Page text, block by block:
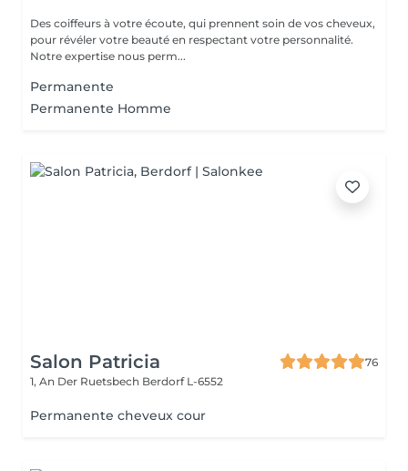
Des coiffeurs à votre écoute, qui prennent soin de vos cheveux,
pour révéler votre beauté en respectant votre personnalité.
Notre expertise nous perm...
Permanente
Permanente Homme
Salon Patricia
76
1, An Der Ruetsbech Berdorf L-6552
Permanente cheveux cour